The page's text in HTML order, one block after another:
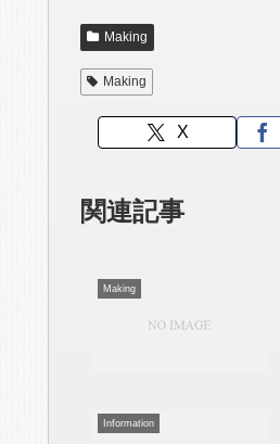
Making
Making
X
関連記事
Making
Information